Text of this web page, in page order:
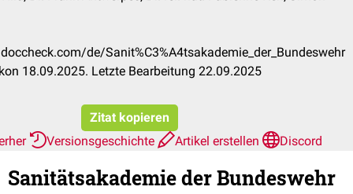
de/Sanit%C3%A4tsakademie_der_Bundeswehr
18.09.2025. Letzte Bearbeitung 22.09.2025
Zitat kopieren
Versionsgeschichte Artikel erstellen Discord
Sanitätsakademie der Bundeswehr